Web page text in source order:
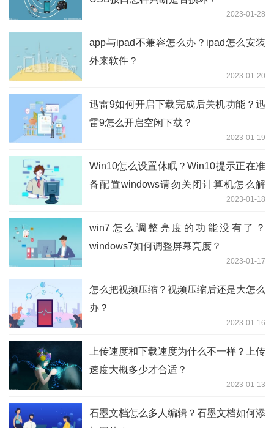
2023-01-28
app与ipad不兼容怎么办？ipad怎么安装
外来软件？
2023-01-20
迅雷9如何开启下载完成后关机功能？迅
雷9怎么开启空闲下载？
2023-01-19
Win10怎么设置休眠？Win10提示正在准
备配置windows请勿关闭计算机怎么解
2023-01-18
win7怎么调整亮度的功能没有了？
windows7如何调整屏幕亮度？
2023-01-17
怎么把视频压缩？视频压缩后还是大怎么
办？
2023-01-16
上传速度和下载速度为什么不一样？上传
速度大概多少才合适？
2023-01-13
石墨文档怎么多人编辑？石墨文档如何添